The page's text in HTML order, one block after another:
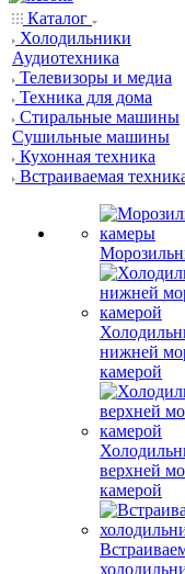
Каталог
Холодильники
Аудиотехника
Телевизоры и медиа
Техника для дома
Стиральные машины
Сушильные машины
Кухонная техника
Встраиваемая
нижней
камерой
верхней
камерой